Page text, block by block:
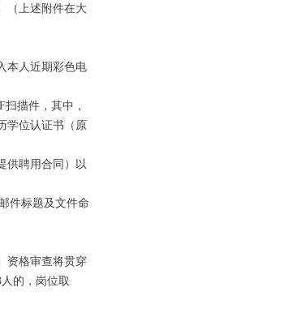
（上述附件在大
本人近期彩色电
描件，其中，
学位认证书（原
供聘用合同）以
件标题及文件命
资格审查将贯穿
的，岗位取